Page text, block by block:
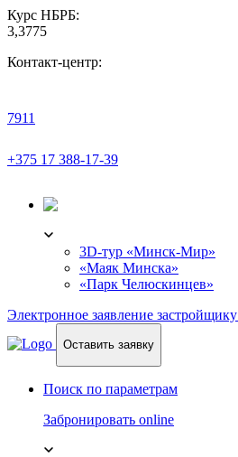
Курс НБРБ:
3,3775
Контакт-центр:
7911
+375 17 388-17-39
3D-тур «Минск-Мир»
«Маяк Минска»
«Парк Челюскинцев»
Электронное заявление застройщику
Оставить заявку
Поиск по параметрам
Забронировать online